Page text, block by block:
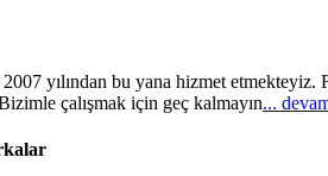
yılından bu yana hizmet
çalışmak için geç kalmayın...